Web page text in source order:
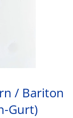
/ Bariton
Gurt)